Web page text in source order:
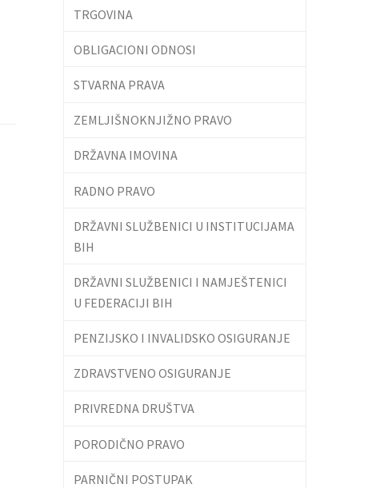
TRGOVINA
OBLIGACIONI ODNOSI
STVARNA PRAVA
ZEMLJIŠNOKNJIŽNO PRAVO
DRŽAVNA IMOVINA
RADNO PRAVO
DRŽAVNI SLUŽBENICI U INSTITUCIJAMA
BIH
DRŽAVNI SLUŽBENICI I NAMJEŠTENICI
U FEDERACIJI BIH
PENZIJSKO I INVALIDSKO OSIGURANJE
ZDRAVSTVENO OSIGURANJE
PRIVREDNA DRUŠTVA
PORODIČNO PRAVO
PARNIČNI POSTUPAK